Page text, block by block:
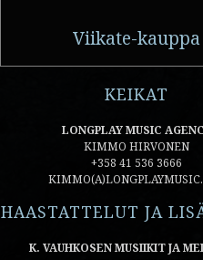
Viikate-kauppa
KEIKAT
LONGPLAY MUSIC
KIMMO HIRVONEN
+358 41 536 3666
HAASTATTELUT JA
K. VAUHKOSEN MUSIIKIT JA